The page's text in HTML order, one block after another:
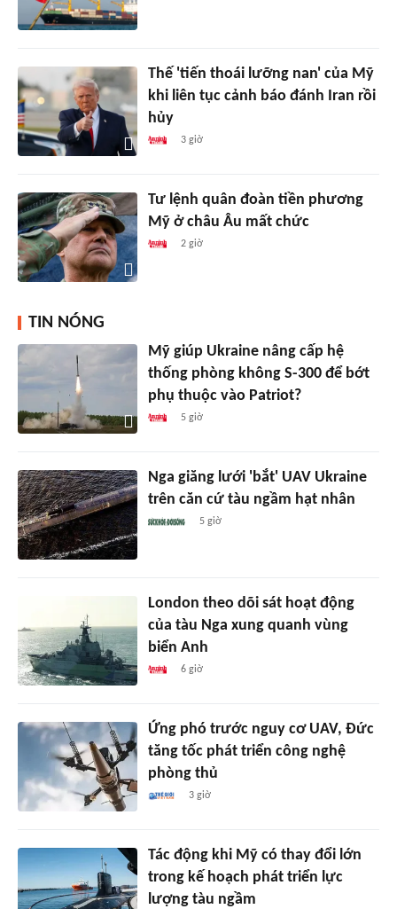
Thế 'tiến thoái lưỡng nan' của Mỹ
khi liên tục cảnh báo đánh Iran rồi
hủy
3 giờ
Tư lệnh quân đoàn tiền phương
Mỹ ở châu Âu mất chức
2 giờ
TIN NÓNG
Mỹ giúp Ukraine nâng cấp hệ
thống phòng không S-300 để bớt
phụ thuộc vào Patriot?
5 giờ
Nga giăng lưới 'bắt' UAV Ukraine
trên căn cứ tàu ngầm hạt nhân
5 giờ
London theo dõi sát hoạt động
của tàu Nga xung quanh vùng
biển Anh
6 giờ
Ứng phó trước nguy cơ UAV, Đức
tăng tốc phát triển công nghệ
phòng thủ
3 giờ
Tác động khi Mỹ có thay đổi lớn
trong kế hoạch phát triển lực
lượng tàu ngầm